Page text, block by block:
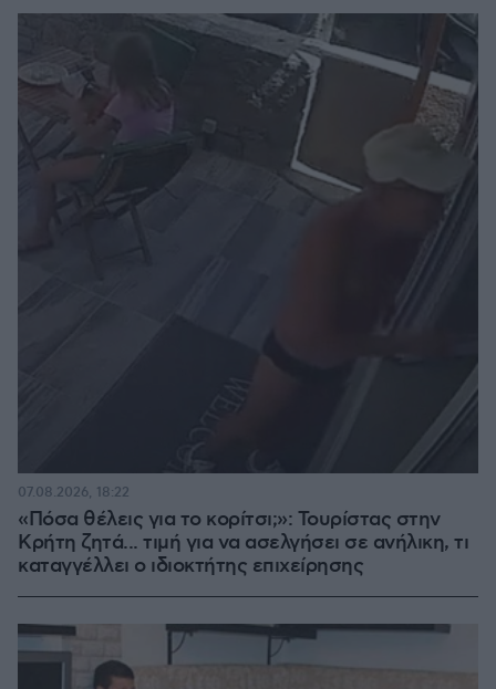
«Πόσα θέλεις για το κορίτσι;»: Τουρίστας στην
Κρήτη ζητά... τιμή για να ασελγήσει σε ανήλικη, τι
καταγγέλλει ο ιδιοκτήτης επιχείρησης
07.08.2026, 18:22